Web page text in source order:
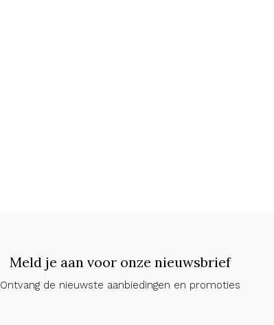
Meld je aan voor onze nieuwsbrief
Ontvang de nieuwste aanbiedingen en promoties